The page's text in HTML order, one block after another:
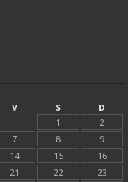
V S
D
1
2
7 8
9
14 15
16
21 22
23